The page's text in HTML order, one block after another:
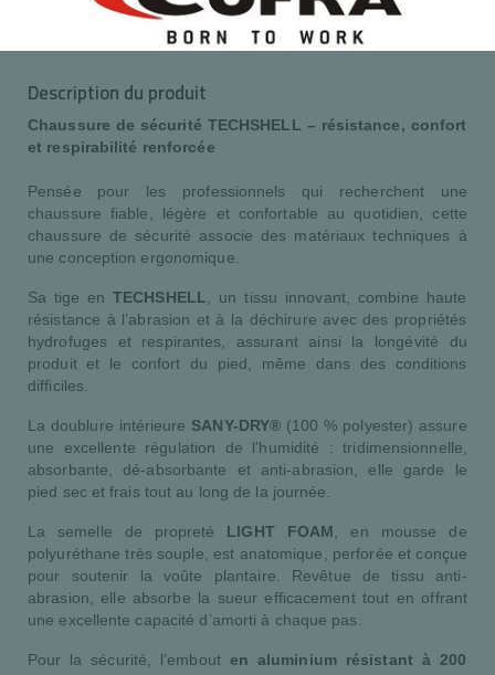
Description du produit
Chaussure de sécurité TECHSHELL – résistance, confort
et respirabilité renforcée
Pensée pour les professionnels qui recherchent une
chaussure fiable, légère et confortable au quotidien, cette
chaussure de sécurité associe des matériaux techniques à
une conception ergonomique.
Sa tige enTECHSHELL , un tissu innovant, combine haute
résistance à l’abrasion et à la déchirure avec des propriétés
hydrofuges et respirantes, assurant ainsi la longévité du
produit et le confort du pied, même dans des conditions
difficiles.
La doublure intérieure SANY-DRY® (100 % polyester) assure
une excellente régulation de l’humidité : tridimensionnelle,
absorbante, dé-absorbante et anti-abrasion, elle garde le
pied sec et frais tout au long de la journée.
La semelle de propreté LIGHT FOAM , en mousse de
polyuréthane très souple, est anatomique, perforée et conçue
pour soutenir la voûte plantaire. Revêtue de tissu anti-
abrasion, elle absorbe la sueur efficacement tout en offrant
une excellente capacité d’amorti à chaque pas.
Pour la sécurité, l’embout en aluminium résistant à 200